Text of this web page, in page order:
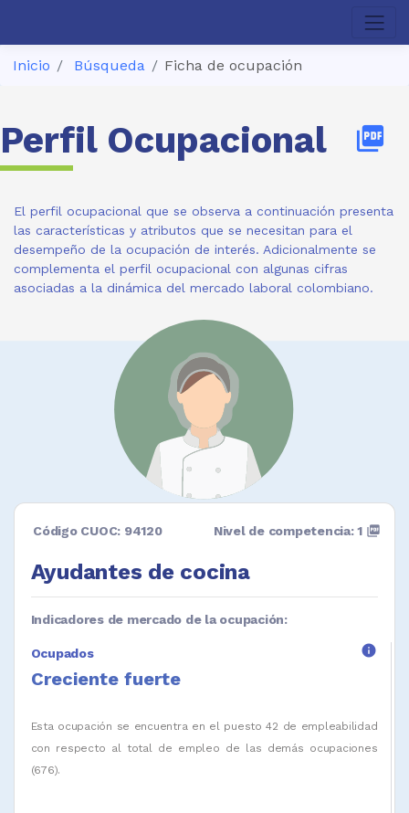
Inicio Búsqueda Ficha de ocupación
Perfil Ocupacional picture_as_pdf
El perfil ocupacional que se observa a continuación presenta
las características y atributos que se necesitan para el
desempeño de la ocupación de interés. Adicionalmente se
complementa el perfil ocupacional con algunas cifras
asociadas a la dinámica del mercado laboral colombiano.
Código CUOC: 94120
Ayudantes de cocina
Nivel de competencia: 1 picture_as_pdf
Indicadores de mercado de la ocupación:
Ocupados info
Creciente fuerte
Esta ocupación se encuentra en el puesto 42 de empleabilidad
con respecto al total de empleo de las demás ocupaciones
(676).